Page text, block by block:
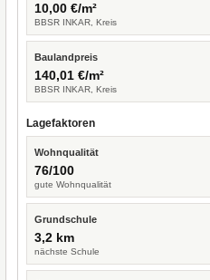
10,00 €/m²
BBSR INKAR, Kreis
Baulandpreis
140,01 €/m²
BBSR INKAR, Kreis
Lagefaktoren
Wohnqualität
76/100
gute Wohnqualität
Grundschule
3,2 km
nächste Schule